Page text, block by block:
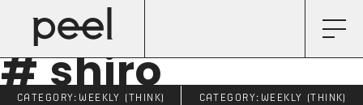
# shiro
CATEGORY: WEEKLY (THINK) CATEGORY: WEEKLY (THINK)